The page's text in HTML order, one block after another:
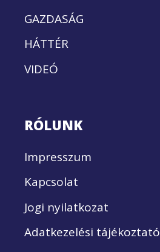
GAZDASÁG
HÁTTÉR
VIDEÓ
RÓLUNK
Impresszum
Kapcsolat
Jogi nyilatkozat
Adatkezelési tájékoztató